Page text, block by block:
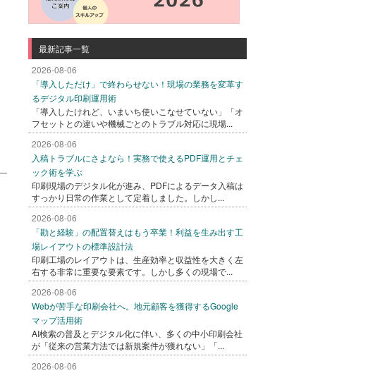
最新記事一覧
2026-08-06
「導入しただけ」で終わらせない！現場の業務を変革す
るデジタル印刷運用術
「導入したけれど、いまいち使いこなせていない」「オ
フセットとの違いや機械ごとのトラブル対応に現場...
2026-08-06
入稿トラブルにさよなら！実務で使えるPDF運用とチェ
ック術を学ぶ
印刷現場のデジタル化が進み、PDFによるデータ入稿は
すっかり日常の作業として定着しました。しかし...
2026-08-06
「勘と経験」の配置替えはもう卒業！利益を生み出す工
場レイアウトの標準設計法
印刷工場のレイアウトは、生産効率と収益性を大きく左
右する非常に重要な要素です。しかし多くの現場で...
2026-08-06
Webが苦手な印刷会社へ。地元顧客を獲得するGoogle
マップ活用術
AI検索の普及とデジタル化に伴い、多くの中小印刷会社
が「従来の営業方法では新規案件が獲れない」「...
2026-08-06